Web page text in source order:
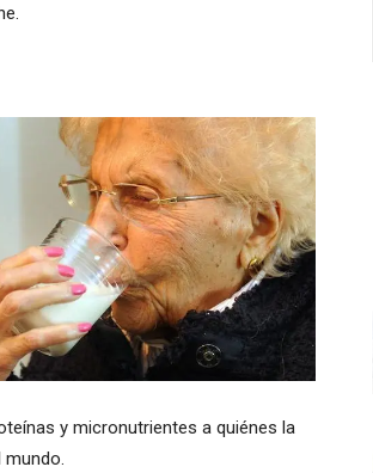
y micronutrientes a quiénes la
mundo.